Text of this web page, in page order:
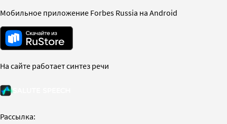
Мобильное приложение Forbes Russia на Android
На сайте работает синтез речи
Рассылка: